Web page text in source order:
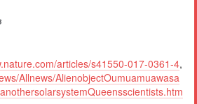
articles/s41550-017-0361-4,
Allnews/AlienobjectOumuamuawasa